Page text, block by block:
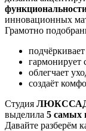
инновационных
Грамотно
гармонирует
облегчает
создаёт
Студия
выделила 5 самых
Давайте разберём